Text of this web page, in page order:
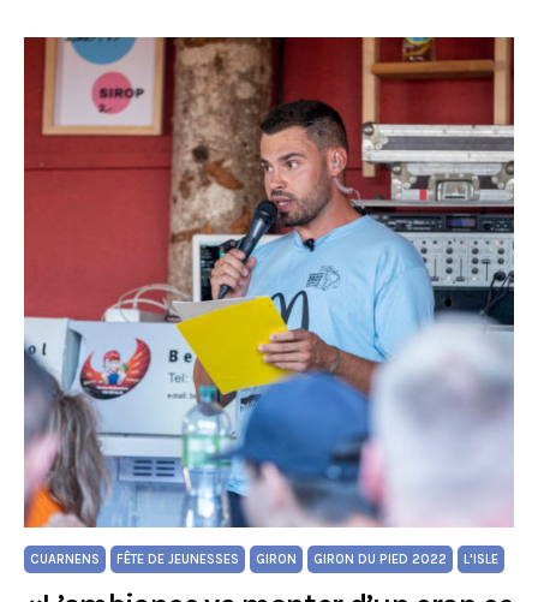
CUARNENS FÊTE DE JEUNESSES GIRON GIRON DU PIED 2022 L'ISLE